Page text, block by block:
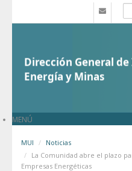
MENÚ
MUI
Noticias
La Comunidad abre el plazo
Empresas Energéticas